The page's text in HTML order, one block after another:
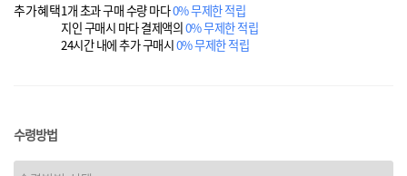
추가혜택1개 초과 구매 수량 마다0% 무제한 적립
지인 구매시 마다 결제액의0% 무제한 적립
24시간 내에 추가 구매시0% 무제한 적립
수령방법